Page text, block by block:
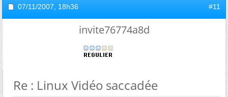
07/11/2007, 18h36 #11
invite76774a8d
Re : Linux Vidéo saccadée